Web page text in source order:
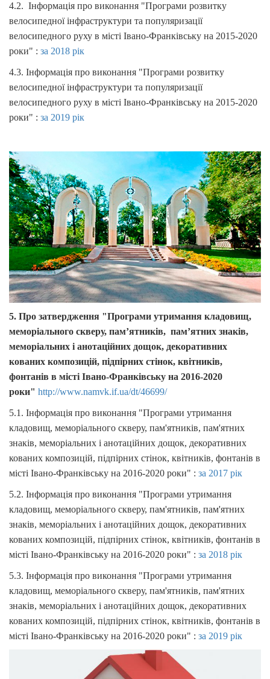
4.2. Інформація про виконання "Програми розвитку
велосипедної інфраструктури та популяризації
велосипедного руху в місті Івано-Франківську на 2015-2020
роки" : за 2018 рік
4.3. Інформація про виконання "Програми розвитку
велосипедної інфраструктури та популяризації
велосипедного руху в місті Івано-Франківську на 2015-2020
роки" : за 2019 рік
5. Про затвердження "Програми утримання кладовищ,
меморіального скверу, пам’ятників, пам’ятних знаків,
меморіальних і анотаційних дощок, декоративних
кованих композицій, підпірних стінок, квітників,
фонтанів в місті Івано-Франківську на 2016-2020
роки" http://www.namvk.if.ua/dt/46699/
5.1. Інформація про виконання "Програми утримання
кладовищ, меморіального скверу, пам'ятників, пам'ятних
знаків, меморіальних і анотаційних дощок, декоративних
кованих композицій, підпірних стінок, квітників, фонтанів в
місті Івано-Франківську на 2016-2020 роки" : за 2017 рік
5.2. Інформація про виконання "Програми утримання
кладовищ, меморіального скверу, пам'ятників, пам'ятних
знаків, меморіальних і анотаційних дощок, декоративних
кованих композицій, підпірних стінок, квітників, фонтанів в
місті Івано-Франківську на 2016-2020 роки" : за 2018 рік
5.3. Інформація про виконання "Програми утримання
кладовищ, меморіального скверу, пам'ятників, пам'ятних
знаків, меморіальних і анотаційних дощок, декоративних
кованих композицій, підпірних стінок, квітників, фонтанів в
місті Івано-Франківську на 2016-2020 роки" : за 2019 рік